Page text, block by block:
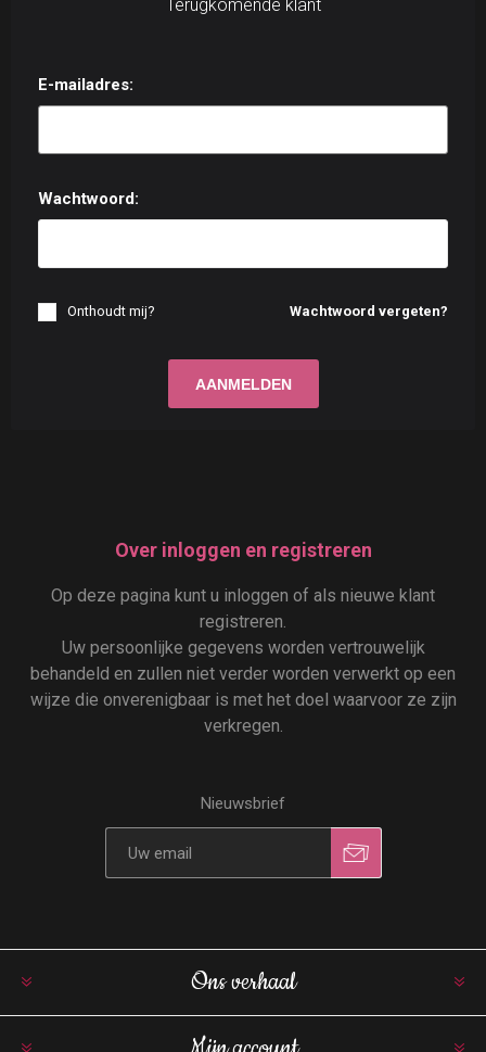
Terugkomende klant
E-mailadres:
Wachtwoord:
Wachtwoord vergeten?
Onthoudt mij?
Over inloggen en registreren
Op deze pagina kunt u inloggen of als nieuwe klant
registreren.
Uw persoonlijke gegevens worden vertrouwelijk
behandeld en zullen niet verder worden verwerkt op een
wijze die onverenigbaar is met het doel waarvoor ze zijn
verkregen.
Nieuwsbrief
Ons verhaal